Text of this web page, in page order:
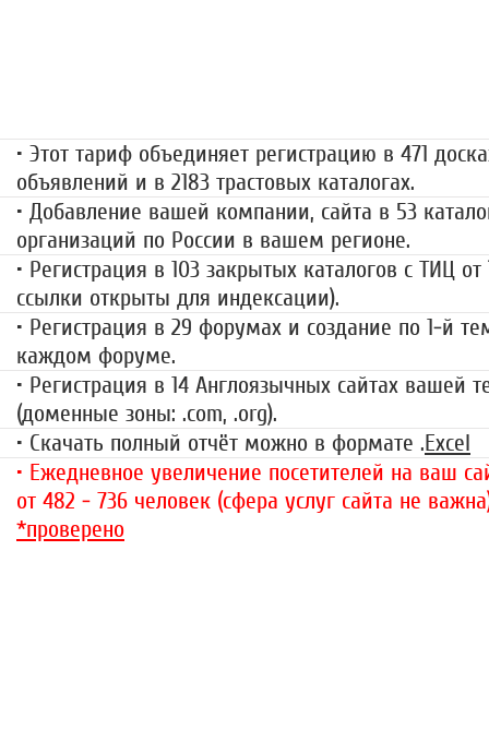
• Этот тариф объединяет регистрацию в 471
объявлений и в 2183 трастовых каталогах.
• Добавление вашей компании, сайта в 53
организаций по России в вашем регионе.
• Регистрация в 103 закрытых каталогов с ТИЦ от
ссылки открыты для индексации).
• Регистрация в 29 форумах и создание по 1-й
каждом форуме.
• Регистрация в 14 Англоязычных сайтах вашей
(доменные зоны: .com, .org).
• Скачать полный отчёт можно в формате .Excel
• Ежедневное увеличение посетителей на ваш
от 482 - 736 человек (сфера услуг сайта не
*проверено